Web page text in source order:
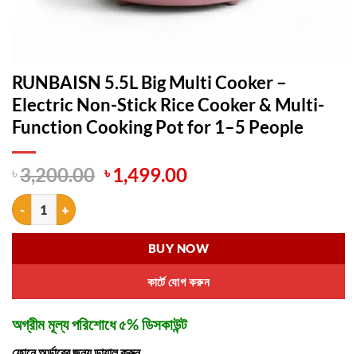
RUNBAISN 5.5L Big Multi Cooker –
Electric Non-Stick Rice Cooker & Multi-
Function Cooking Pot for 1–5 People
৳3,200.00 Original
price
৳ 3,200.00.
৳ 1,499.00Current
৳ 1,499.00.
RUNBAISN 5.5L Big Multi Cooker – Electric Non-Stick Rice Cooker
কার্টে যোগ করুন
BUY NOW
অগ্রীম মূল্য পরিশোধে ৫% ডিসকাউন্ট